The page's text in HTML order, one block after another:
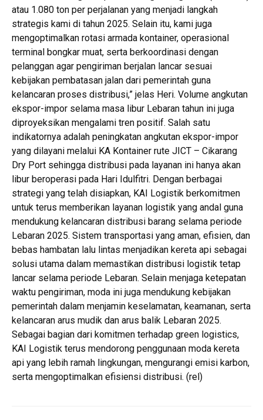
atau 1.080 ton per perjalanan yang menjadi langkah
strategis kami di tahun 2025. Selain itu, kami juga
mengoptimalkan rotasi armada kontainer, operasional
terminal bongkar muat, serta berkoordinasi dengan
pelanggan agar pengiriman berjalan lancar sesuai
kebijakan pembatasan jalan dari pemerintah guna
kelancaran proses distribusi,” jelas Heri. Volume angkutan
ekspor-impor selama masa libur Lebaran tahun ini juga
diproyeksikan mengalami tren positif. Salah satu
indikatornya adalah peningkatan angkutan ekspor-impor
yang dilayani melalui KA Kontainer rute JICT – Cikarang
Dry Port sehingga distribusi pada layanan ini hanya akan
libur beroperasi pada Hari Idulfitri. Dengan berbagai
strategi yang telah disiapkan, KAI Logistik berkomitmen
untuk terus memberikan layanan logistik yang andal guna
mendukung kelancaran distribusi barang selama periode
Lebaran 2025. Sistem transportasi yang aman, efisien, dan
bebas hambatan lalu lintas menjadikan kereta api sebagai
solusi utama dalam memastikan distribusi logistik tetap
lancar selama periode Lebaran. Selain menjaga ketepatan
waktu pengiriman, moda ini juga mendukung kebijakan
pemerintah dalam menjamin keselamatan, keamanan, serta
kelancaran arus mudik dan arus balik Lebaran 2025.
Sebagai bagian dari komitmen terhadap green logistics,
KAI Logistik terus mendorong penggunaan moda kereta
api yang lebih ramah lingkungan, mengurangi emisi karbon,
serta mengoptimalkan efisiensi distribusi. (rel)